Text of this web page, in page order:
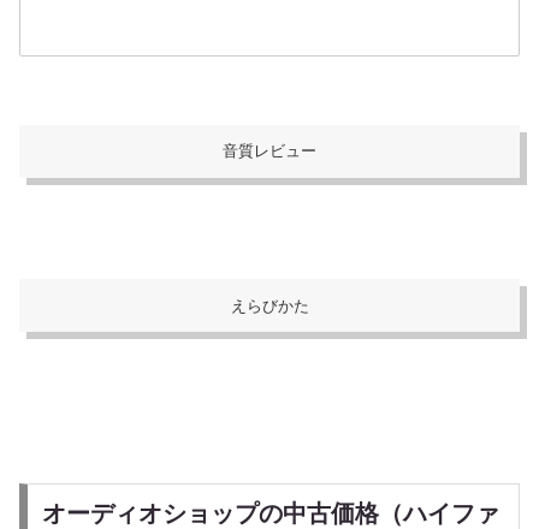
音質レビュー
えらびかた
オーディオショップの中古価格（ハイファ